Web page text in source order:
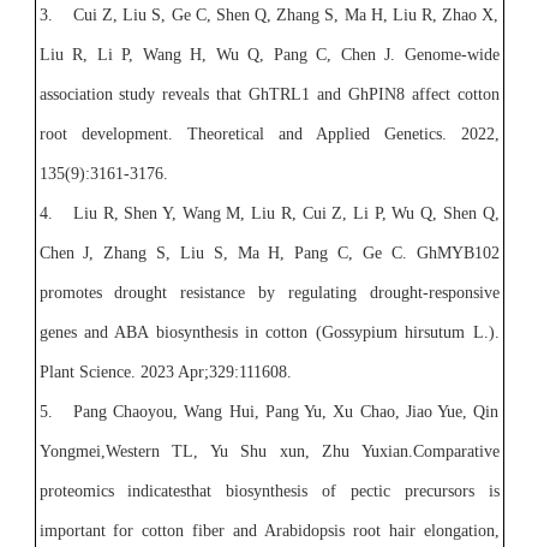
3. Cui Z, Liu S, Ge C, Shen Q, Zhang S, Ma H, Liu R, Zhao X,
Liu R, Li P, Wang H, Wu Q, Pang C, Chen J. Genome-wide
association study reveals that GhTRL1 and GhPIN8 affect cotton
root development. Theoretical and Applied Genetics. 2022,
135(9):3161-3176.
4. Liu R, Shen Y, Wang M, Liu R, Cui Z, Li P, Wu Q, Shen Q,
Chen J, Zhang S, Liu S, Ma H, Pang C, Ge C. GhMYB102
promotes drought resistance by regulating drought-responsive
genes and ABA biosynthesis in cotton (Gossypium hirsutum L.).
Plant Science. 2023 Apr;329:111608.
5. Pang Chaoyou, Wang Hui, Pang Yu, Xu Chao, Jiao Yue, Qin
Yongmei,Western TL, Yu Shu xun, Zhu Yuxian.Comparative
proteomics indicatesthat biosynthesis of pectic precursors is
important for cotton fiber and Arabidopsis root hair elongation,